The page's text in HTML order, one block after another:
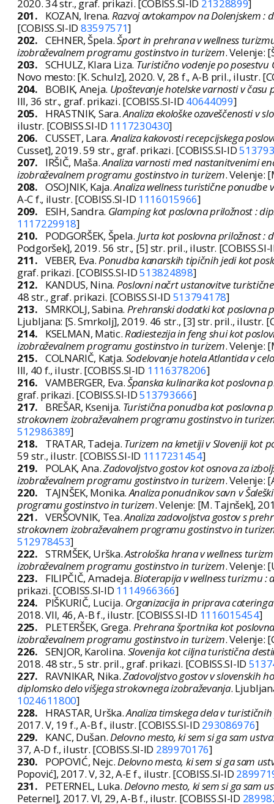
2020. 34 str., graf. prikazi. [COBISS.SI-ID 21328899]
201.
KOZAN, Irena. Razvoj avtokampov na Dolenjskem :
[COBISS.SI-ID 83597571]
202. CEHNER, Špela.Šport in prehrana v wellness
izobraževalnem programu gostinstvo in turizem. Velenje:
203. SCHULZ, Klara Liza. Turistično vodenje po
Novo mesto: [K. Schulz], 2020. V, 28 f., A-B pril., ilustr.
204.
BOBIK, Aneja. Upoštevanje hotelske varnosti v
III, 36 str., graf. prikazi. [COBISS.SI-ID 40644099]
205.
HRASTNIK, Sara.Analiza ekološke ozaveščenosti v
ilustr. [COBISS.SI-ID 1117230430]
206. CUSSET, Lara.Analiza kakovosti recepcijskega
Cusset], 2019. 59 str., graf. prikazi. [COBISS.SI-ID
207.
IRŠIČ, Maša.Analiza varnosti med nastanitvenimi
izobraževalnem programu gostinstvo in turizem. Velenje:
208. OSOJNIK, Kaja.Analiza wellness turistične ponudbe
A-C f., ilustr. [COBISS.SI-ID 1116015966]
209.
ESIH, Sandra. Glamping kot poslovna priložnost :
1117229918]
210.
PODGORŠEK, Špela. Jurta kot poslovna priložnost :
Podgoršek], 2019. 56 str., [5] str. pril., ilustr.
211. VEBER, Eva.Ponudba kanarskih tipičnih jedi kot
graf. prikazi. [COBISS.SI-ID513824898]
212.
KANDUS, Nina. Poslovni načrt ustanovitve
48 str., graf. prikazi. [COBISS.SI-ID 513794178]
213. SMRKOLJ, Sabina. Prehranski dodatki kot poslovna
Ljubljana: [S. Smrkolj], 2019. 46 str., [3] str. pril., ilustr.
214.
KSELMAN, Matic.Radiestezija in feng shui kot
izobraževalnem programu gostinstvo in turizem. Velenje:
215. COLNARIČ, Katja. Sodelovanje hotela Atlantida v
III, 40 f., ilustr. [COBISS.SI-ID 1116378206]
216. VAMBERGER, Eva.Španska kulinarika kot poslovna
graf. prikazi. [COBISS.SI-ID513793666]
217.
BREŠAR, Ksenija. Turistična ponudba kot poslovna
strokovnem izobraževalnem programu gostinstvo in
512986389]
218.
TRATAR, Tadeja. Turizem na kmetiji v Sloveniji kot
59 str., ilustr. [COBISS.SI-ID 1117231454]
219.
POLAK, Ana.Zadovoljstvo gostov kot osnova za
izobraževalnem programu gostinstvo in turizem. Velenje:
220.
TAJNŠEK, Monika.Analiza ponudnikov savn v
programu gostinstvo in turizem. Velenje: [M. Tajnšek],
221. VERŠOVNIK, Tea.Analiza zadovoljstva gostov s
strokovnem izobraževalnem programu gostinstvo in
512978453]
222. STRMŠEK, Urška.Astrološka hrana v wellness
izobraževalnem programu gostinstvo in turizem. Velenje:
223.
FILIPČIČ, Amadeja.Bioterapija v wellness turizmu :
prikazi. [COBISS.SI-ID 1114966366]
224.
PIŠKURIČ, Lucija. Organizacija in priprava
2018. VII, 46, A-B f., ilustr. [COBISS.SI-ID 1116015454]
225.
PLETERŠEK, Grega. Prehrana športnika kot
izobraževalnem programu gostinstvo in turizem. Velenje:
226. SENJOR, Karolina. Slovenija kot ciljna turistična
2018. 48 str., 5 str. pril., graf. prikazi. [COBISS.SI-ID
227.
RAVNIKAR, Nika.Zadovoljstvo gostov v slovenskih
diplomsko delo višjega strokovnega izobraževanja.
1024611800]
228.
HRASTAR, Urška.Analiza timskega dela v
2017. V, 19 f., A-B f., ilustr. [COBISS.SI-ID 293086976]
229.
KANC, Dušan.Delovno mesto, ki sem si ga sam
37, A-D f., ilustr. [COBISS.SI-ID 289970176]
230.
POPOVIĆ, Nejc.Delovno mesto, ki sem si ga sam
Popović], 2017. V, 32, A-E f., ilustr. [COBISS.SI-ID
231.
PETERNEL, Luka.Delovno mesto, ki sem si ga sam
Peternel], 2017. VI, 29, A-B f., ilustr. [COBISS.SI-ID